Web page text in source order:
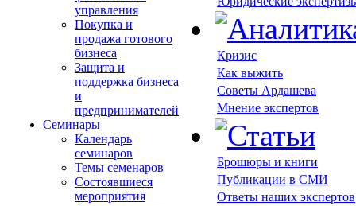
управления
Покупка и
продажа готового
бизнеса
Защита и
поддержка бизнеса
и
предпринимателей
Семинары
Календарь
семинаров
Темы семенаров
Состоявшиеся
мероприятия
Кризис
Как выжить
Советы Ардашева
Мнение экспертов
Брошюры и книги
Публикации в СМИ
Ответы наших экспертов